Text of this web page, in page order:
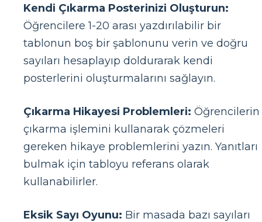
Kendi Çıkarma Posterinizi Oluşturun:
Öğrencilere 1-20 arası yazdırılabilir bir
tablonun boş bir şablonunu verin ve doğru
sayıları hesaplayıp doldurarak kendi
posterlerini oluşturmalarını sağlayın.
Çıkarma Hikayesi Problemleri: Öğrencilerin
çıkarma işlemini kullanarak çözmeleri
gereken hikaye problemlerini yazın. Yanıtları
bulmak için tabloyu referans olarak
kullanabilirler.
Eksik Sayı Oyunu: Bir masada bazı sayıları